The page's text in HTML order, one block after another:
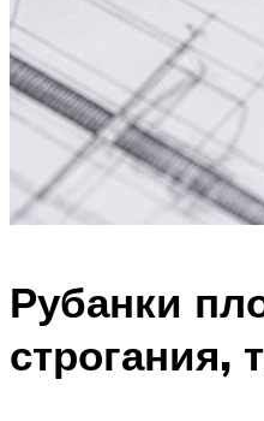
Рубанки
строгания,